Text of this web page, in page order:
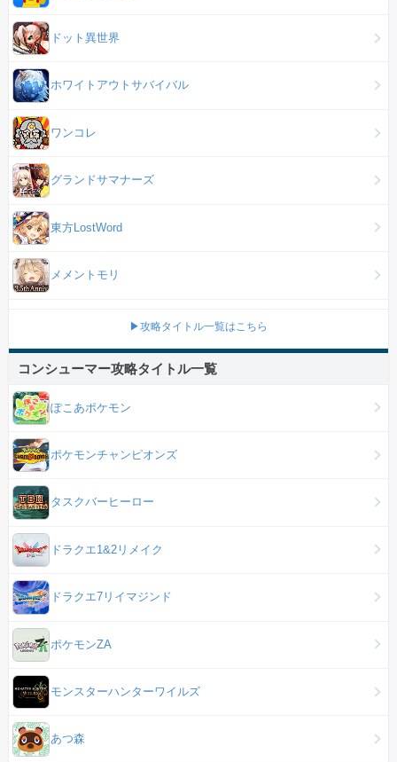
ドット異世界
ホワイトアウトサバイバル
ワンコレ
グランドサマナーズ
東方LostWord
メメントモリ
▶攻略タイトル一覧はこちら
コンシューマー攻略タイトル一覧
ぽこあポケモン
ポケモンチャンピオンズ
タスクバーヒーロー
ドラクエ1&2リメイク
ドラクエ7リイマジンド
ポケモンZA
モンスターハンターワイルズ
あつ森